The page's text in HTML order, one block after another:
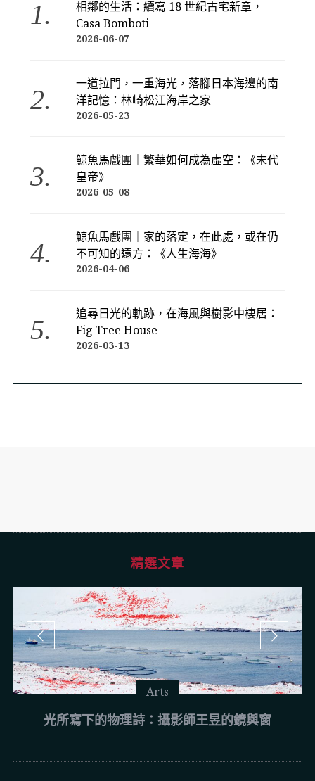
相鄰的生活：續寫 18 世紀古宅新章，
Casa Bomboti
2026-06-07
一道拉門，一重海光，落腳日本海邊的南
洋記憶：林崎松江海岸之家
2026-05-23
鯨魚馬戲團｜繁華如何成為虛空：《末代
皇帝》
2026-05-08
鯨魚馬戲團｜家的落定，在此處，或在仍
不可知的遠方：《人生海海》
2026-04-06
追尋日光的軌跡，在海風與樹影中棲居：
Fig Tree House
2026-03-13
精選文章
Arts
光所寫下的物理詩：攝影師王昱的鏡與窗